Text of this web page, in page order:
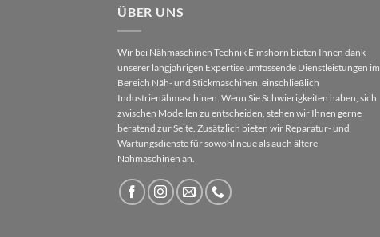
ÜBER UNS
Wir bei Nähmaschinen Technik Elmshorn bieten Ihnen dank
unserer langjährigen Expertise umfassende Dienstleistungen im
Bereich Näh- und Stickmaschinen, einschließlich
Industrienähmaschinen. Wenn Sie Schwierigkeiten haben, sich
zwischen Modellen zu entscheiden, stehen wir Ihnen gerne
beratend zur Seite. Zusätzlich bieten wir Reparatur- und
Wartungsdienste für sowohl neue als auch ältere
Nähmaschinen an.